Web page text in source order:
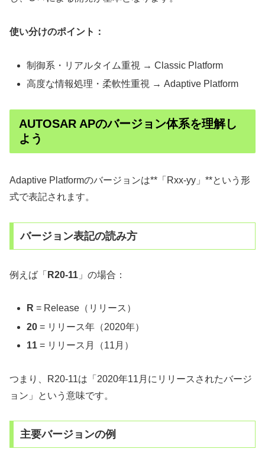
使い分けのポイント：
制御系・リアルタイム重視 → Classic Platform
高度な情報処理・柔軟性重視 → Adaptive Platform
AUTOSAR APのバージョン体系を理解し
よう
Adaptive Platformのバージョンは**「Rxx-yy」**という形
式で表記されます。
バージョン表記の読み方
例えば「 R20-11 」の場合：
R = Release（リリース）
20 = リリース年（2020年）
11 = リリース月（11月）
つまり、R20-11は「2020年11月にリリースされたバージ
ョン」という意味です。
主要バージョンの例